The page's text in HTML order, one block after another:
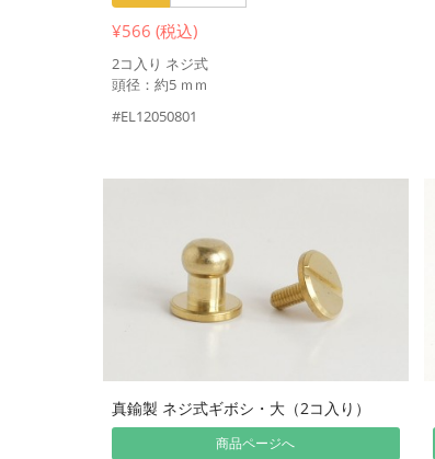
¥566 (税込)
2コ入り ネジ式
頭径：約5 ｍｍ
#EL12050801
真鍮製 ネジ式ギボシ・大（2コ入り）
商品ページへ